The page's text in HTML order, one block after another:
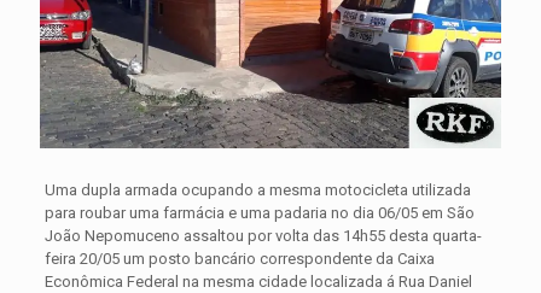
Uma dupla armada ocupando a mesma motocicleta utilizada
para roubar uma farmácia e uma padaria no dia 06/05 em São
João Nepomuceno assaltou por volta das 14h55 desta quarta-
feira 20/05 um posto bancário correspondente da Caixa
Econômica Federal na mesma cidade localizada á Rua Daniel